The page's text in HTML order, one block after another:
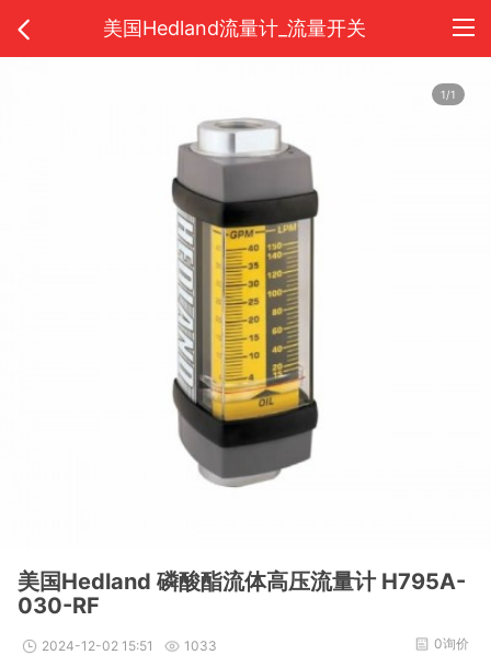
美国Hedland流量计_流量开关
1/1
美国Hedland 磷酸酯流体高压流量计 H795A-
030-RF
2024-12-02 15:51 1033 0询价